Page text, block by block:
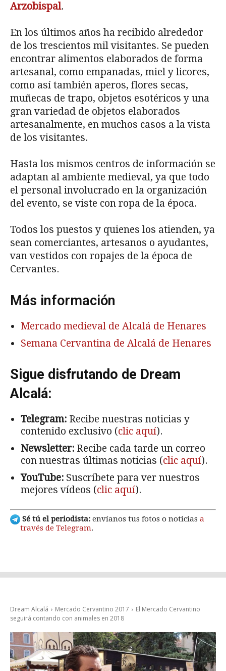
Arzobispal.
En los últimos años ha recibido alrededor
de los trescientos mil visitantes. Se pueden
encontrar alimentos elaborados de forma
artesanal, como empanadas, miel y licores,
como así también aperos, flores secas,
muñecas de trapo, objetos esotéricos y una
gran variedad de objetos elaborados
artesanalmente, en muchos casos a la vista
de los visitantes.
Hasta los mismos centros de información se
adaptan al ambiente medieval, ya que todo
el personal involucrado en la organización
del evento, se viste con ropa de la época.
Todos los puestos y quienes los atienden, ya
sean comerciantes, artesanos o ayudantes,
van vestidos con ropajes de la época de
Cervantes.
Más información
Mercado medieval de Alcalá de Henares
Semana Cervantina de Alcalá de Henares
Sigue disfrutando de Dream
Alcalá:
Telegram: Recibe nuestras noticias y
contenido exclusivo (clic aquí).
Newsletter: Recibe cada tarde un correo
con nuestras últimas noticias (clic aquí).
YouTube: Suscríbete para ver nuestros
mejores vídeos (clic aquí).
Sé tú el periodista: envíanos tus fotos o noticias a
través de Telegram.